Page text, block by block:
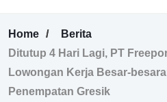
Home
Berita
Ditutup 4 Hari Lagi, PT
Lowongan Kerja Besar-
Penempatan Gresik